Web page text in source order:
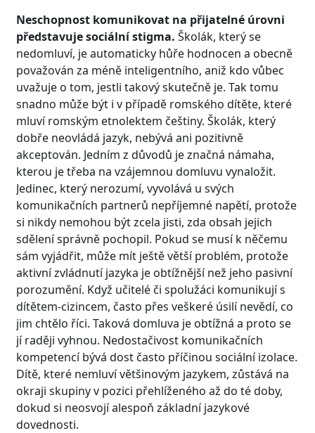
Neschopnost komunikovat na přijatelné úrovni
představuje sociální stigma. Školák, který se
nedomluví, je automaticky hůře hodnocen a obecně
považován za méně inteligentního, aniž kdo vůbec
uvažuje o tom, jestli takový skutečně je. Tak tomu
snadno může být i v případě romského dítěte, které
mluví romským etnolektem češtiny. Školák, který
dobře neovládá jazyk, nebývá ani pozitivně
akceptován. Jedním z důvodů je značná námaha,
kterou je třeba na vzájemnou domluvu vynaložit.
Jedinec, který nerozumí, vyvolává u svých
komunikačních partnerů nepříjemné napětí, protože
si nikdy nemohou být zcela jisti, zda obsah jejich
sdělení správně pochopil. Pokud se musí k něčemu
sám vyjádřit, může mít ještě větší problém, protože
aktivní zvládnutí jazyka je obtížnější než jeho pasivní
porozumění. Když učitelé či spolužáci komunikují s
dítětem-cizincem, často přes veškeré úsilí nevědí, co
jim chtělo říci. Taková domluva je obtížná a proto se
jí raději vyhnou. Nedostačivost komunikačních
kompetencí bývá dost často příčinou sociální izolace.
Dítě, které nemluví většinovým jazykem, zůstává na
okraji skupiny v pozici přehlíženého až do té doby,
dokud si neosvojí alespoň základní jazykové
dovednosti.